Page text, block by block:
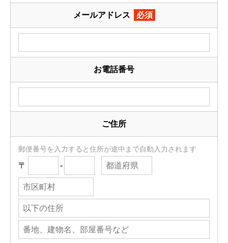
メールアドレス 必須
お電話番号
ご住所
郵便番号を入力すると住所が途中まで自動入力されます
〒 -